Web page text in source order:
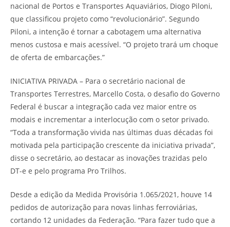
nacional de Portos e Transportes Aquaviários, Diogo Piloni,
que classificou projeto como “revolucionário”. Segundo
Piloni, a intenção é tornar a cabotagem uma alternativa
menos custosa e mais acessível. “O projeto trará um choque
de oferta de embarcações.”
INICIATIVA PRIVADA – Para o secretário nacional de
Transportes Terrestres, Marcello Costa, o desafio do Governo
Federal é buscar a integração cada vez maior entre os
modais e incrementar a interlocução com o setor privado.
“Toda a transformação vivida nas últimas duas décadas foi
motivada pela participação crescente da iniciativa privada”,
disse o secretário, ao destacar as inovações trazidas pelo
DT-e e pelo programa Pro Trilhos.
Desde a edição da Medida Provisória 1.065/2021, houve 14
pedidos de autorização para novas linhas ferroviárias,
cortando 12 unidades da Federação. “Para fazer tudo que a